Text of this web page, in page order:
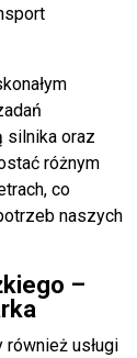
silnika oraz
różnym
co
naszych
–
usługi